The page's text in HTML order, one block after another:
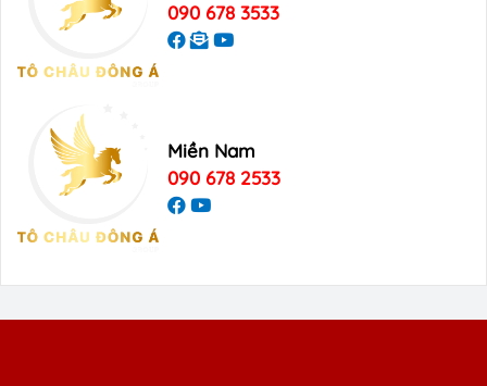
090 678 3533
Miền Nam
090 678 2533